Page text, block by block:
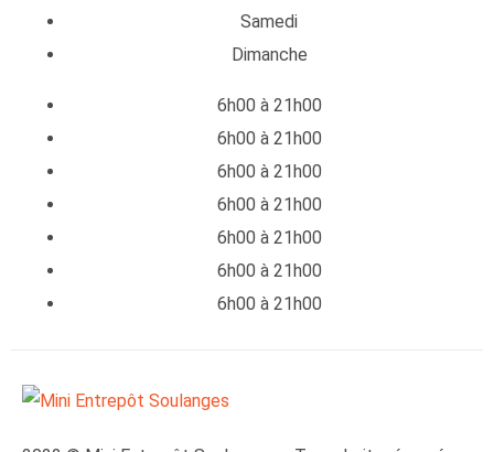
Samedi
Dimanche
6h00 à 21h00
6h00 à 21h00
6h00 à 21h00
6h00 à 21h00
6h00 à 21h00
6h00 à 21h00
6h00 à 21h00